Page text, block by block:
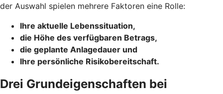
der Auswahl spielen mehrere Faktoren eine Rolle:
Ihre aktuelle Lebenssituation,
die Höhe des verfügbaren Betrags,
die geplante Anlagedauer und
Ihre persönliche Risikobereitschaft.
Drei Grundeigenschaften bei